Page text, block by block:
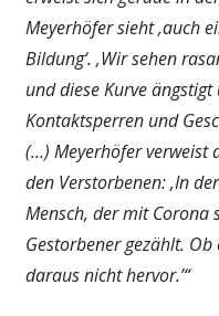
Meyerhöfer sieht ‚auch
Bildung‘. ‚Wir sehen
und diese Kurve ängstigt
Kontaktsperren und
(…) Meyerhöfer verweist
den Verstorbenen: ‚In
Mensch, der mit Corona
Gestorbener gezählt.
daraus nicht hervor.’“